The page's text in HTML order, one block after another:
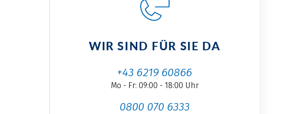
WIR SIND FÜR SIE DA
+43 6219 60866
Mo - Fr: 09:00 - 18:00 Uhr
0800 070 6333